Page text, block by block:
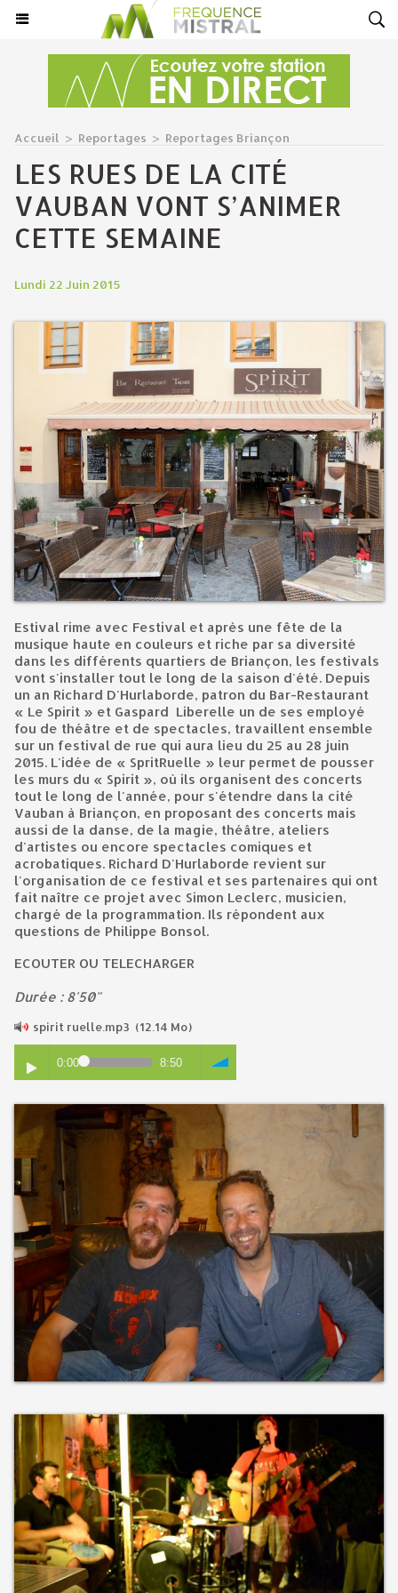
Accueil > Reportages > Reportages Briançon
LES RUES DE LA CITÉ
VAUBAN VONT S’ANIMER
CETTE SEMAINE
Lundi 22 Juin 2015
Estival rime avec Festival et après une fête de la
musique haute en couleurs et riche par sa diversité
dans les différents quartiers de Briançon, les festivals
vont s'installer tout le long de la saison d'été. Depuis
un an Richard D'Hurlaborde, patron du Bar-Restaurant
« Le Spirit » et Gaspard Liberelle un de ses employé
fou de théâtre et de spectacles, travaillent ensemble
sur un festival de rue qui aura lieu du 25 au 28 juin
2015. L'idée de « SpritRuelle » leur permet de pousser
les murs du « Spirit », où ils organisent des concerts
tout le long de l'année, pour s'étendre dans la cité
Vauban à Briançon, en proposant des concerts mais
aussi de la danse, de la magie, théâtre, ateliers
d'artistes ou encore spectacles comiques et
acrobatiques. Richard D'Hurlaborde revient sur
l'organisation de ce festival et ses partenaires qui ont
fait naître ce projet avec Simon Leclerc, musicien,
chargé de la programmation. Ils répondent aux
questions de Philippe Bonsol.
ECOUTER OU TELECHARGER
Durée : 8'50"
spirit ruelle.mp3 (12.14 Mo)
0:00 8:50